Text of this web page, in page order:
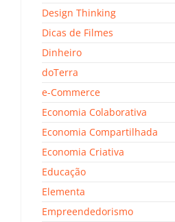
Design Thinking
Dicas de Filmes
Dinheiro
doTerra
e-Commerce
Economia Colaborativa
Economia Compartilhada
Economia Criativa
Educação
Elementa
Empreendedorismo